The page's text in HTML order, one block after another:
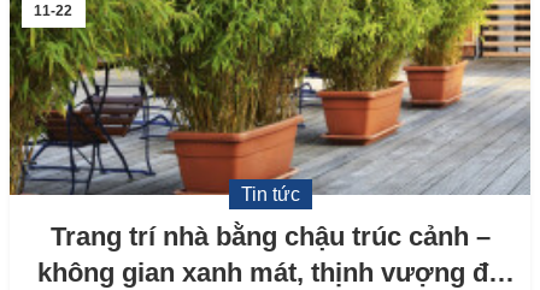
11-22
Tin tức
Trang trí nhà bằng chậu trúc cảnh –
không gian xanh mát, thịnh vượng đủ